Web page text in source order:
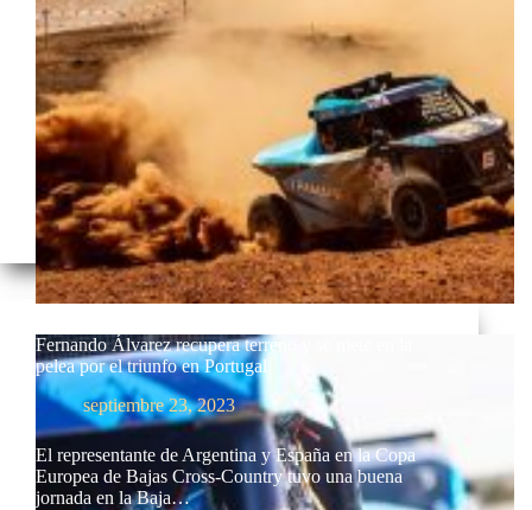
Fernando Álvarez recupera terreno y se mete en la
pelea por el triunfo en Portugal
septiembre 23, 2023
El representante de Argentina y España en la Copa
Europea de Bajas Cross-Country tuvo una buena
jornada en la Baja…